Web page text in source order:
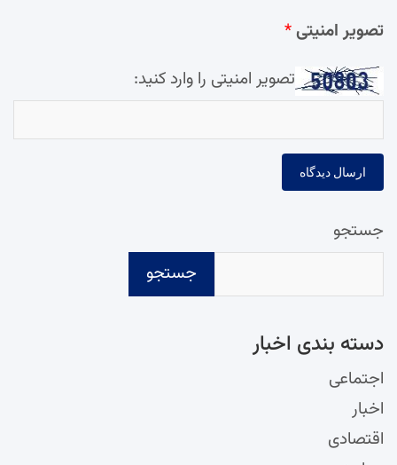
تصویر امنیتی*
تصویر امنیتی را وارد کنید:
جستجو
جستجو
دسته‌ بندی اخبار
اجتماعی
اخبار
اقتصادی